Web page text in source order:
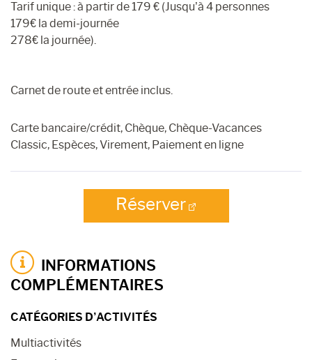
Tarif unique : à partir de 179 € (Jusqu’à 4 personnes
179€ la demi-journée
278€ la journée).
Carnet de route et entrée inclus.
Carte bancaire/crédit, Chèque, Chèque-Vacances
Classic, Espèces, Virement, Paiement en ligne
Réserver
INFORMATIONS
COMPLÉMENTAIRES
CATÉGORIES D’ACTIVITÉS
Multiactivités